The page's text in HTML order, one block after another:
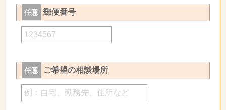
任意 郵便番号
任意 ご希望の相談場所